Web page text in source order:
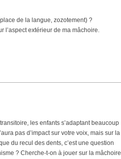
de la langue, zozotement) ?
l’aspect extérieur de ma mâchoire.
les enfants s’adaptant beaucoup
pas d’impact sur votre voix, mais sur la
du recul des dents, c’est une question
? Cherche-t-on à jouer sur la mâchoire